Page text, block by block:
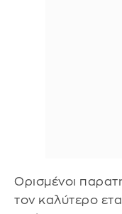
Ορισμένοι
τον καλύτερο